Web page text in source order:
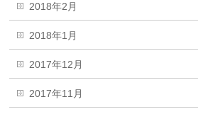
2018年2月
2018年1月
2017年12月
2017年11月